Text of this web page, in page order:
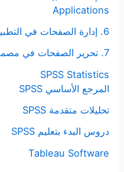
Applications
6. إدارة الصفحات في التطبيق
7. تحرير الصفحات في مصمم الصفحات
SPSS Statistics
المرجع الأساسي SPSS
تحليلات متقدمة SPSS
دروس البدء بتعليم SPSS
Tableau Software